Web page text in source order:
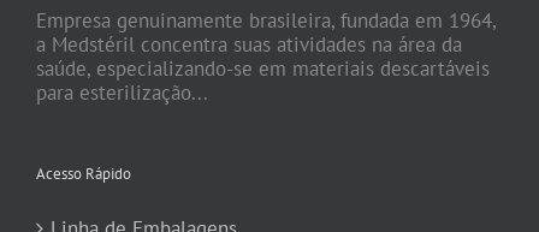
Empresa genuinamente brasileira, fundada em 1964,
a Medstéril concentra suas atividades na área da
saúde, especializando-se em materiais descartáveis
para esterilização...
Acesso Rápido